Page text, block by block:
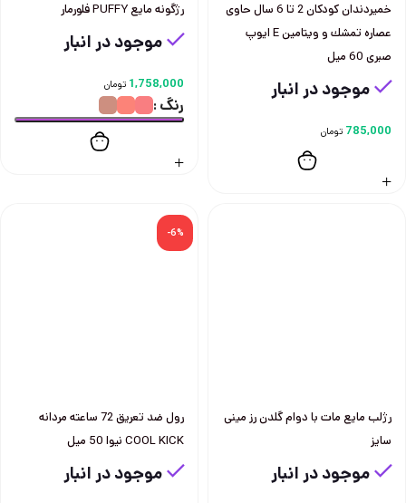
خميردندان كودكان 2 تا 6 سال حاوی
عصاره تمشك و ويتامين E ايوپ
صبری 60 ميل
موجود در انبار
785,000 تومان
رژگونه مايع PUFFY فلورمار
موجود در انبار
1,758,000 تومان
رنگ
رژلب مايع مات با دوام گلدن رز مينی
سايز
موجود در انبار
-6%
رول ضد تعريق 72 ساعته مردانه
COOL KICK نيوا 50 ميل
موجود در انبار